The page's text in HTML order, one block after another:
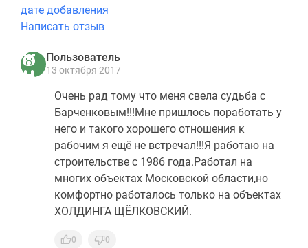
дате добавления
Написать отзыв
Пользователь
13 октября 2017
Очень рад тому что меня свела судьба с
Барченковым!!!Мне пришлось поработать у
него и такого хорошего отношения к
рабочим я ещё не встречал!!!Я работаю на
строительстве с 1986 года.Работал на
многих объектах Московской области,но
комфортно работалось только на объектах
ХОЛДИНГА ЩЁЛКОВСКИЙ.
0 0